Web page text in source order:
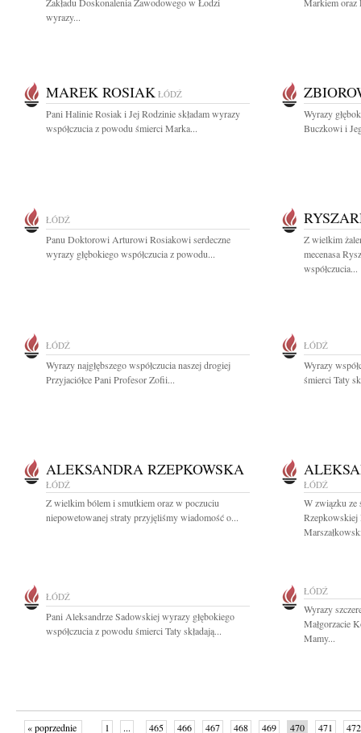
wyrazy...
MAREK ROSIAK ŁÓDŹ
Pani Halinie Rosiak i Jej Rodzinie składam wyrazy
współczucia z powodu śmierci Marka...
Wyrazy
Buczkowi i
ŁÓDŹ
Panu Doktorowi Arturowi Rosiakowi serdeczne
wyrazy głębokiego współczucia z powodu...
Z wielkim
mecenasa
współczucia...
ŁÓDŹ
Wyrazy najgłębszego współczucia naszej drogiej
Przyjaciółce Pani Profesor Zofii...
ŁÓDŹ
Wyrazy
śmierci Taty
ALEKSANDRA RZEPKOWSKA
ŁÓDŹ
Z wielkim bólem i smutkiem oraz w poczuciu
niepowetowanej straty przyjęliśmy wiadomość o...
ŁÓDŹ
W związku ze
Rzepkowskiej
ŁÓDŹ
Pani Aleksandrze Sadowskiej wyrazy głębokiego
współczucia z powodu śmierci Taty składają...
ŁÓDŹ
Wyrazy
Małgorzacie
Mamy...
« poprzednie 1 ... 465 466 467 468 469 470 471 472